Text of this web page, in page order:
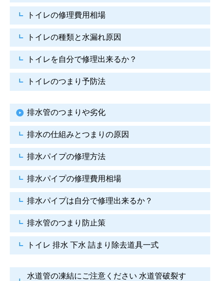
トイレの修理費用相場
トイレの種類と水漏れ原因
トイレを自分で修理出来るか？
トイレのつまり予防法
排水管のつまりや劣化
排水の仕組みとつまりの原因
排水パイプの修理方法
排水パイプの修理費用相場
排水パイプは自分で修理出来るか？
排水管のつまり防止策
トイレ 排水 下水 詰まり除去道具一式
水道管の凍結にご注意ください 水道管破裂す